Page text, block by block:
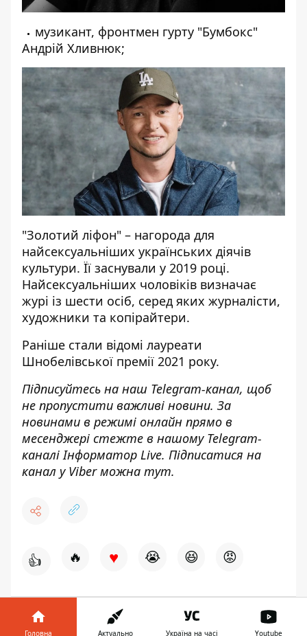
музикант, фронтмен гурту "Бумбокс"
Андрій Хливнюк;
"Золотий ліфон" – нагорода для
найсексуальніших українських діячів
культури. Її заснували у 2019 році.
Найсексуальніших чоловіків визначає
журі із шести осіб, серед яких журналісти,
художники та копірайтери.
Раніше стали відомі лауреати
Шнобелівської премії 2021 року.
Підписуйтесь на наш Telegram-канал, щоб
не пропустити важливі новини. За
новинами в режимі онлайн прямо в
месенджері стежте в нашому Telegram-
каналіІнформатор Live. Підписатися на
канал у Viber можна тут.
👍 🔥 ♥ 😭 😆 😡
ПРЕМІЯ
Головна Актуально Україна на часі Youtube